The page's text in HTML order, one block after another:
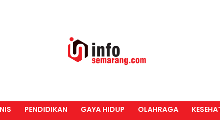
PENDIDIKAN GAYA HIDUP OLAHRAGA